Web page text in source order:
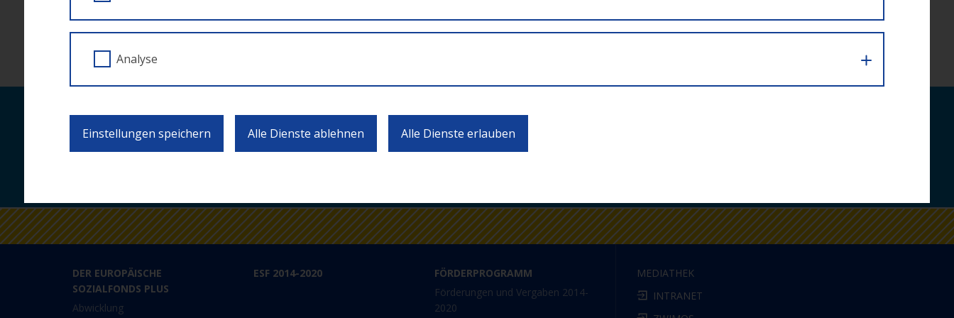
Laufende Neuigkeiten zu Calls und Veranstaltungen bequem per E-Mail.
DER EUROPÄISCHE
SOZIALFONDS PLUS
Abwicklung
ESF 2014-2020
FÖRDERPROGRAMM
Förderungen und Vergaben 2014-
2020
MEDIATHEK
INTRANET
Analyse
Einstellungen speichern Alle Dienste ablehnen Alle Dienste erlauben